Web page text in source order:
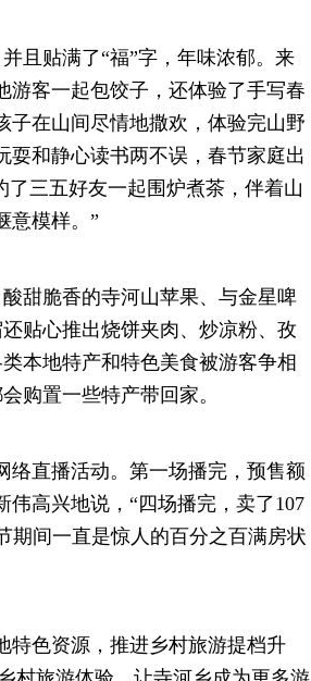
贴满了“福”字，年味浓郁。来
游客一起包饺子，还体验了手写春
子在山间尽情地撒欢，体验完山野
耍和静心读书两不误，春节家庭出
了三五好友一起围炉煮茶，伴着山
意模样。”
甜脆香的寺河山苹果、与金星啤
贴心推出烧饼夹肉、炒凉粉、孜
本地特产和特色美食被游客争相
购置一些特产带回家。
直播活动。第一场播完，预售额
高兴地说，“四场播完，卖了107
期间一直是惊人的百分之百满房状
色资源，推进乡村旅游提档升